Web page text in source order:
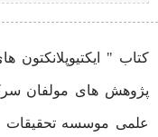
کتاب "
پژوهش ‌های مولفان
علمی موسسه تحقیقات